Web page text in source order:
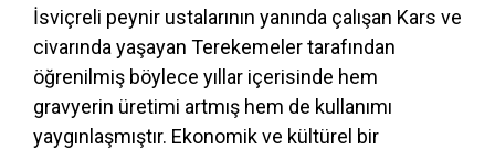
İsviçreli peynir ustalarının yanında çalışan Kars ve
civarında yaşayan Terekemeler tarafından
öğrenilmiş böylece yıllar içerisinde hem
gravyerin üretimi artmış hem de kullanımı
yaygınlaşmıştır. Ekonomik ve kültürel bir